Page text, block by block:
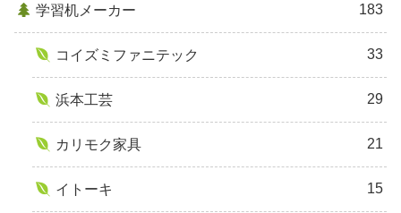
学習机メーカー 183
コイズミファニテック 33
浜本工芸 29
カリモク家具 21
イトーキ 15